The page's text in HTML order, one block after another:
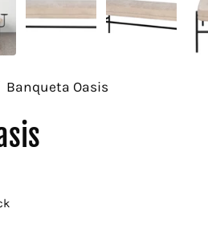
Banqueta Oasis